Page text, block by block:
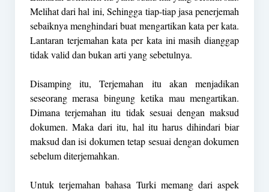
Melihat dari hal ini, Sehingga tiap-tiap jasa penerjemah
sebaiknya menghindari buat mengartikan kata per kata.
Lantaran terjemahan kata per kata ini masih dianggap
tidak valid dan bukan arti yang sebetulnya.
Disamping itu, Terjemahan itu akan menjadikan
seseorang merasa bingung ketika mau mengartikan.
Dimana terjemahan itu tidak sesuai dengan maksud
dokumen. Maka dari itu, hal itu harus dihindari biar
maksud dan isi dokumen tetap sesuai dengan dokumen
sebelum diterjemahkan.
Untuk terjemahan bahasa Turki memang dari aspek